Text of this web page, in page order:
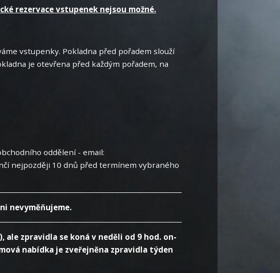
rezervace vstupenek nejsou možné.
vstupenky. Pokladna před pořadem slouží
je otevřena před každým pořadem, na
oddělení - email:
nejpozději 10 dnů před termínem vybraného
nevyměňujeme.
zpravidla se koná v neděli od 9 hod. on-
nabídka je zveřejněna zpravidla týden